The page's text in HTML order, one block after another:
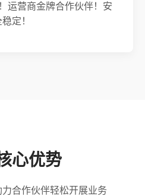
运营商金牌合作伙伴！安
定！
心优势
合作伙伴轻松开展业务